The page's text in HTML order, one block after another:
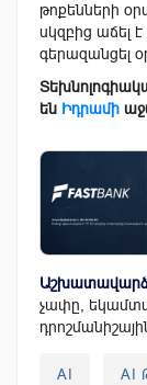
թոքենների
սկզբից աճել
գերազանցել
են Իդրամի
չափը,
AI AI